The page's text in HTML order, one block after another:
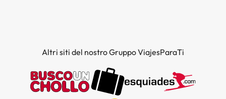
Altri siti del nostro Gruppo ViajesParaTi